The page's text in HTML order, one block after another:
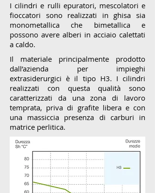
I cilindri e rulli epuratori, mescolatori e
fioccatori sono realizzati in ghisa sia
monometallica che bimetallica e
possono avere alberi in acciaio calettati
a caldo.
Il materiale principalmente prodotto
dall’azienda per impieghi
extrasiderurgici è il tipo H3. I cilindri
realizzati con questa qualità sono
caratterizzati da una zona di lavoro
temprata, priva di grafite libera e con
una massiccia presenza di carburi in
matrice perlitica.